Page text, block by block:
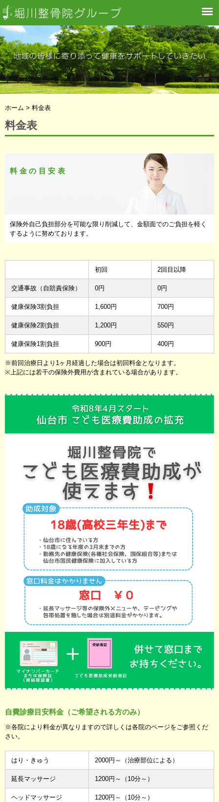
ホーム > 料金表
料金表
料金の目安表
保険外自己負担部分を可能な限り削減して、金額面でのご負担を軽く
するように努めております。
初回 2回目以降
交通事故（自賠責保険） 0円 0円
健康保険3割負担 1,600円 700円
健康保険2割負担 1,200円 550円
健康保険1割負担 900円 400円
※前回治療日より1ヶ月経過した場合は初回料金となります。
※上記には若干の保険外費用が含まれている場合があります。
自費診療目安料金（ご希望される方のみ）
※各院により料金が異なりますので詳しくは各院のページをご参照くだ
さい。
はり・きゅう 2000円～（治療部位による）
延長マッサージ 1200円～（10分～）
ヘッドマッサージ 1200円～（10分～）